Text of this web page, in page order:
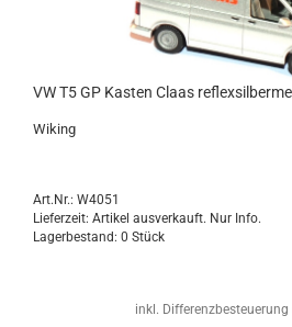
VW T5 GP Kas­ten Claas
Wi­king
Art.Nr.: W4051
Lieferzeit: Artikel ausverkauft. Nur Info.
Lagerbestand: 0 Stück
inkl.